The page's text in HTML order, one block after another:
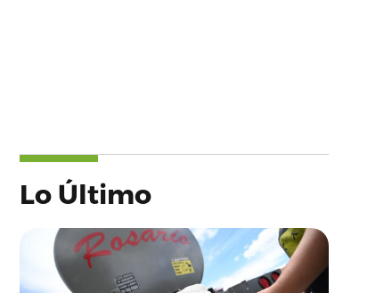
Lo Último